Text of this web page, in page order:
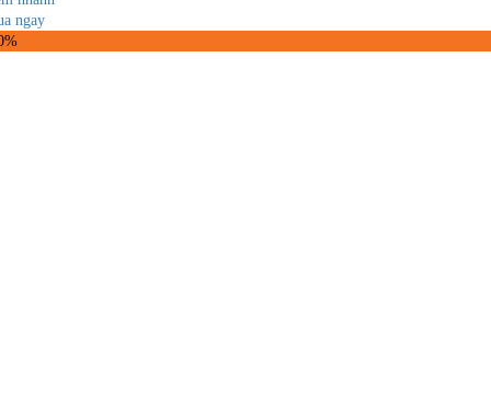
ngay